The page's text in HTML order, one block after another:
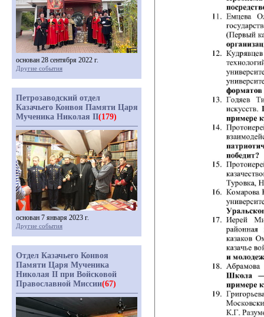
основан 28 сентября 2022 г.
Другие события
Петрозаводский отдел
Казачьего Конвоя Памяти Царя
Мученика Николая II(179)
основан 7 января 2023 г.
Другие события
Отдел Казачьего Конвоя
Памяти Царя Мученика
Николая II при Войсковой
Православной Миссии(67)